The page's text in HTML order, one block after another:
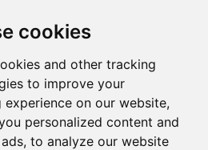
cookies
and other tracking
to improve your
experience on our website,
personalized content and
to analyze our website
του Ελληνικού
Τουρισμού